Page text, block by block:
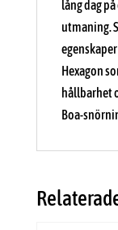
lång dag
utmaning.
Hexagon
hållbarhet
Boa-